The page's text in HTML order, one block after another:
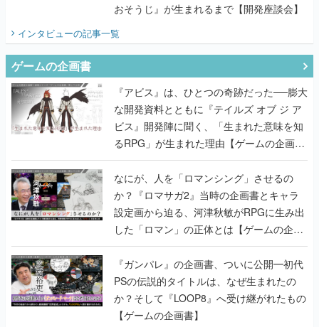
おそうじ』が生まれるまで【開発座談会】
インタビューの記事一覧
ゲームの企画書
『アビス』は、ひとつの奇跡だった──膨大
な開発資料とともに『テイルズ オブ ジ ア
ビス』開発陣に聞く、「生まれた意味を知
るRPG」が生まれた理由【ゲームの企画
書】
なにが、人を「ロマンシング」させるの
か？『ロマサガ2』当時の企画書とキャラ
設定画から迫る、河津秋敏がRPGに生み出
した「ロマン」の正体とは【ゲームの企画
書】
『ガンパレ』の企画書、ついに公開━初代
PSの伝説的タイトルは、なぜ生まれたの
か？そして『LOOP8』へ受け継がれたもの
【ゲームの企画書】